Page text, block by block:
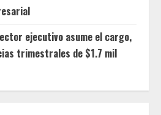
ejecutivo asume el cargo,
trimestrales de $1.7 mil